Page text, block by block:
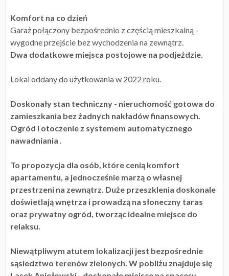
Komfort na co dzień
Garaż połączony bezpośrednio z częścią mieszkalną -
wygodne przejście bez wychodzenia na zewnątrz.
Dwa dodatkowe miejsca postojowe na podjeździe.
Lokal oddany do użytkowania w 2022 roku.
Doskonały stan techniczny - nieruchomość gotowa do
zamieszkania bez żadnych nakładów finansowych.
Ogród i otoczenie z systemem automatycznego
nawadniania .
To propozycja dla osób, które cenią komfort
apartamentu, a jednocześnie marzą o własnej
przestrzeni na zewnątrz. Duże przeszklenia doskonale
doświetlają wnętrza i prowadzą na słoneczny taras
oraz prywatny ogród, tworząc idealne miejsce do
relaksu.
Niewątpliwym atutem lokalizacji jest bezpośrednie
sąsiedztwo terenów zielonych. W pobliżu znajduje się